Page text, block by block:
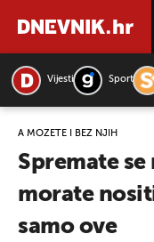
Vijesti Sport
A MOŽETE I BEZ NJIH
Spremate
morate
samo ove
PRETRAŽITE VIJESTI